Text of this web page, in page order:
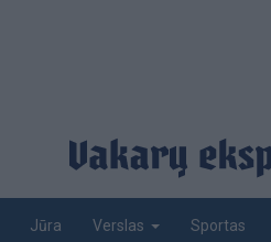
Jūra Verslas Sportas